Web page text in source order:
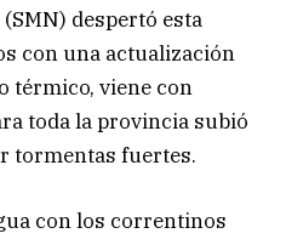
despertó esta
con una actualización
térmico, viene con
toda la provincia subió
tormentas fuertes.
con los correntinos